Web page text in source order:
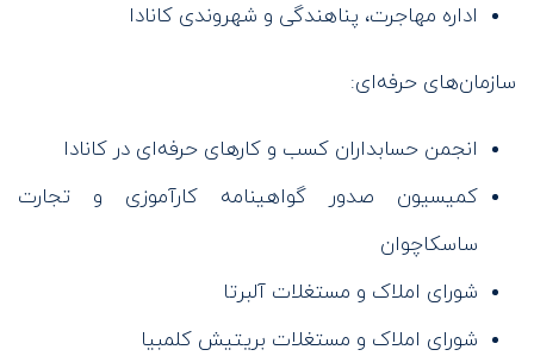
اداره مهاجرت، پناهندگی و شهروندی کانادا
سازمان‌های حرفه‌ای:
انجمن حسابداران کسب و کارهای حرفه‌ای در کانادا
کمیسیون صدور گواهینامه کارآموزی و تجارت
ساسکاچوان
شورای املاک و مستغلات آلبرتا
شورای املاک و مستغلات بریتیش کلمبیا